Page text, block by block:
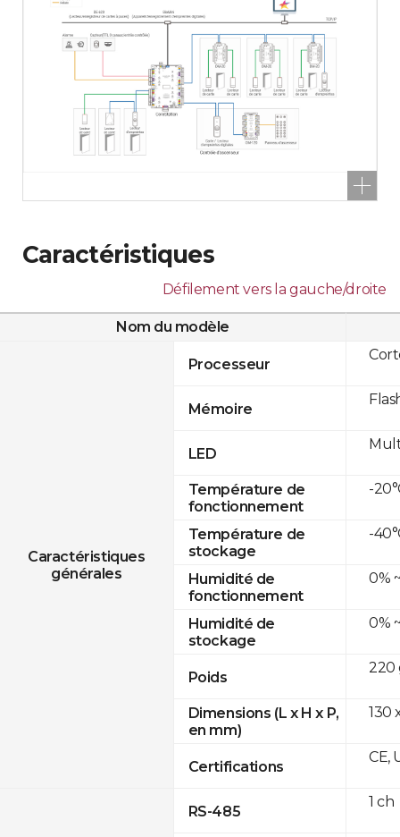
Caractéristiques
Défilement vers la gauche/droite
Nom du modèle
Caractéristiques
générales
Processeur
Mémoire
LED
Température de
fonctionnement
Température de
stockage
Humidité de
fonctionnement
Humidité de
stockage
Poids
Dimensions (L x H x P,
en mm)
Certifications
RS-485
-
-
0%
0%
220
130
CE,
1 ch